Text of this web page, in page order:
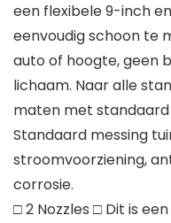
een flexibele 9-inch
eenvoudig schoon te
auto of hoogte, geen
lichaam. Naar alle
maten met standaard
Standaard messing
stroomvoorziening,
corrosie.
□ 2 Nozzles □ Dit is